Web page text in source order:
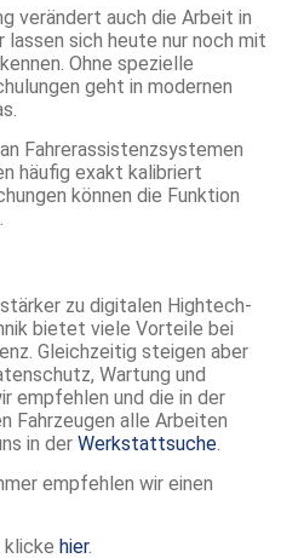
verändert auch die Arbeit in
sich heute nur noch mit
Ohne spezielle
geht in modernen
Fahrerassistenzsystemen
häufig exakt kalibriert
können die Funktion
zu digitalen Hightech-
bietet viele Vorteile bei
Gleichzeitig steigen aber
Wartung und
empfehlen und die in der
Fahrzeugen alle Arbeiten
in der Werkstattsuche.
empfehlen wir einen
klicke hier.